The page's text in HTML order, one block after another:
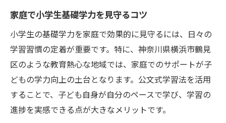
家庭で小学生基礎学力を見守るコツ
小学生の基礎学力を家庭で効果的に見守るには、日々の
学習習慣の定着が重要です。特に、神奈川県横浜市鶴見
区のような教育熱心な地域では、家庭でのサポートが子
どもの学力向上の土台となります。公文式学習法を活用
することで、子ども自身が自分のペースで学び、学習の
進捗を実感できる点が大きなメリットです。